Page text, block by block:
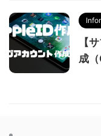
【
成